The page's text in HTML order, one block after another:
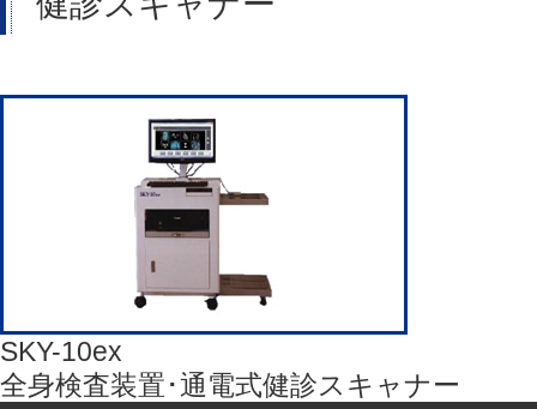
SKY-10ex
全身検査装置･通電式健診スキャナー